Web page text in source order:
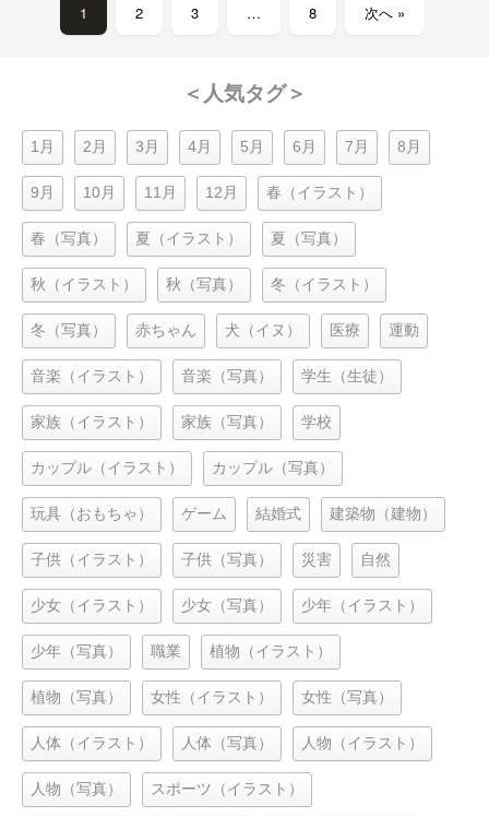
1 2 3 … 8 次へ »
＜人気タグ＞
1月 2月 3月 4月 5月 6月 7月 8月
9月 10月 11月 12月 春（イラスト）
春（写真） 夏（イラスト） 夏（写真）
秋（イラスト） 秋（写真） 冬（イラスト）
冬（写真） 赤ちゃん 犬（イヌ） 医療 運動
音楽（イラスト） 音楽（写真） 学生（生徒）
家族（イラスト） 家族（写真） 学校
カップル（イラスト） カップル（写真）
玩具（おもちゃ） ゲーム 結婚式 建築物（建物）
子供（イラスト） 子供（写真） 災害 自然
少女（イラスト） 少女（写真） 少年（イラスト）
少年（写真） 職業 植物（イラスト）
植物（写真） 女性（イラスト） 女性（写真）
人体（イラスト） 人体（写真） 人物（イラスト）
人物（写真） スポーツ（イラスト）